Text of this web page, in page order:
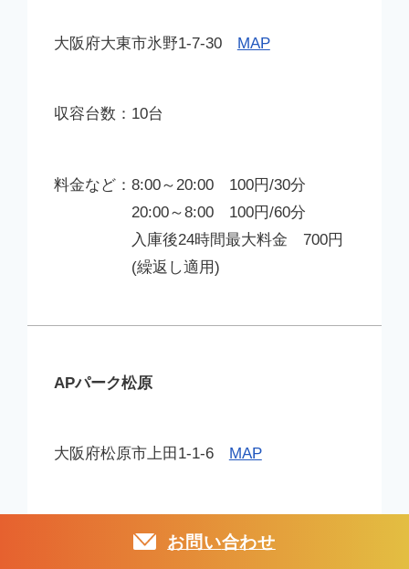
お問い合わせ
大阪府大東市氷野1-7-30 MAP
10台
8:00～20:00 100円/30分
20:00～8:00 100円/60分
入庫後24時間最大料金 700円
(繰返し適用)
APパーク松原
大阪府松原市上田1-1-6 MAP